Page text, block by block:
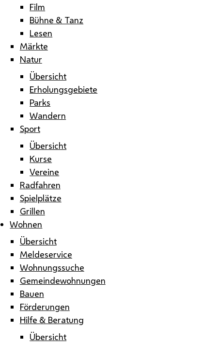
Film
Bühne & Tanz
Lesen
Märkte
Natur
Übersicht
Erholungsgebiete
Parks
Wandern
Sport
Übersicht
Kurse
Vereine
Radfahren
Spielplätze
Grillen
Wohnen
Übersicht
Meldeservice
Wohnungssuche
Gemeindewohnungen
Bauen
Förderungen
Hilfe & Beratung
Übersicht